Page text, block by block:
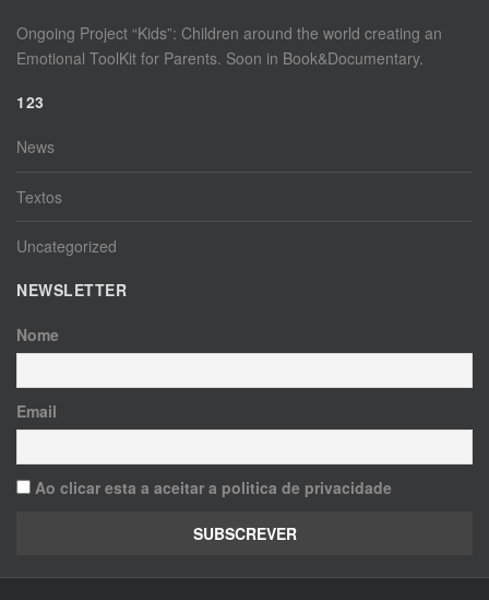
Ongoing Project “Kids”: Children around the world creating an
Emotional ToolKit for Parents. Soon in Book&Documentary.
123
News
Textos
Uncategorized
NEWSLETTER
Nome
Email
Ao clicar esta a aceitar a politica de privacidade